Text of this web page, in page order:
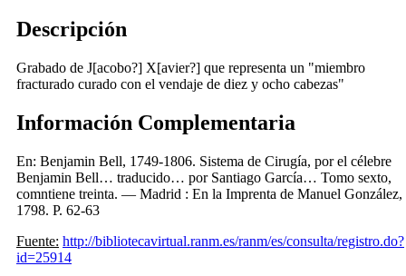
Descripción
Grabado de J[acobo?] X[avier?] que representa un "miembro
fracturado curado con el vendaje de diez y ocho cabezas"
Información Complementaria
En: Benjamin Bell, 1749-1806. Sistema de Cirugía, por el célebre
Benjamin Bell… traducido… por Santiago García… Tomo sexto,
comntiene treinta. — Madrid : En la Imprenta de Manuel González,
1798. P. 62-63
Fuente: http://bibliotecavirtual.ranm.es/ranm/es/consulta/registro.do?
id=25914